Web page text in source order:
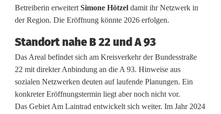
u
M
c
D
o
Betreiberin erweitert Simone Hötzel damit ihr Netzwerk in
der Region. Die Eröffnung könnte 2026 erfolgen.
Standort nahe B 22 und A 93
Das Areal befindet sich am Kreisverkehr der Bundesstraße
22 mit direkter Anbindung an die A 93. Hinweise aus
sozialen Netzwerken deuten auf laufende Planungen. Ein
konkreter Eröffnungstermin liegt aber noch nicht vor.
Das Gebiet Am Laintrad entwickelt sich weiter. Im Jahr 2024